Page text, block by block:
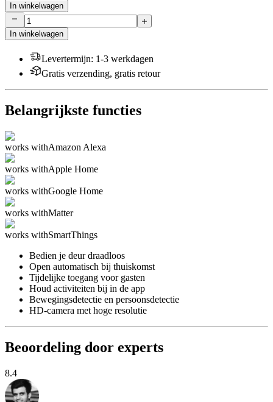
In winkelwagen
In winkelwagen
Levertermijn: 1-3 werkdagen
Gratis verzending, gratis retour
Belangrijkste functies
works withAmazon Alexa
works withApple Home
works withGoogle Home
works withMatter
works withSmartThings
Bedien je deur draadloos
Open automatisch bij thuiskomst
Tijdelijke toegang voor gasten
Houd activiteiten bij in de app
Bewegingsdetectie en persoonsdetectie
HD-camera met hoge resolutie
Beoordeling door experts
8.4